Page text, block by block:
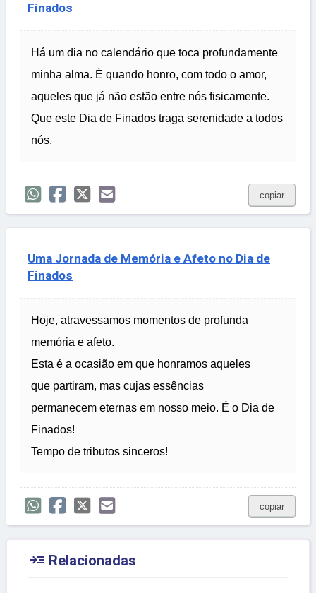
Finados
Há um dia no calendário que toca profundamente
minha alma. É quando honro, com todo o amor,
aqueles que já não estão entre nós fisicamente.
Que este Dia de Finados traga serenidade a todos
nós.
copiar
Uma Jornada de Memória e Afeto no Dia de
Finados
Hoje, atravessamos momentos de profunda
memória e afeto.
Esta é a ocasião em que honramos aqueles
que partiram, mas cujas essências
permanecem eternas em nosso meio. É o Dia de
Finados!
Tempo de tributos sinceros!
copiar
 Relacionadas